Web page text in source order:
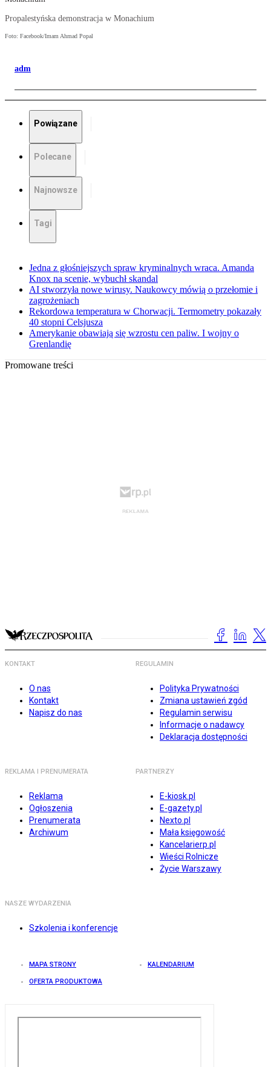
Propalestyńska demonstracja w Monachium
Foto: Facebook/Imam Ahmad Popal
adm
Powiązane
Polecane
Najnowsze
Tagi
Jedna z głośniejszych spraw kryminalnych wraca. Amanda
Knox na scenie, wybuchł skandal
AI stworzyła nowe wirusy. Naukowcy mówią o przełomie i
zagrożeniach
Rekordowa temperatura w Chorwacji. Termometry pokazały
40 stopni Celsjusza
Amerykanie obawiają się wzrostu cen paliw. I wojny o
Grenlandię
Promowane treści
KONTAKT
O nas
Kontakt
Napisz do nas
REGULAMIN
Polityka Prywatności
Zmiana ustawień zgód
Regulamin serwisu
Informacje o nadawcy
Deklaracja dostępności
REKLAMA I PRENUMERATA
Reklama
Ogłoszenia
Prenumerata
Archiwum
PARTNERZY
E-kiosk.pl
E-gazety.pl
Nexto.pl
Mała księgowość
Kancelarierp.pl
Wieści Rolnicze
Życie Warszawy
NASZE WYDARZENIA
Szkolenia i konferencje
MAPA STRONY KALENDARIUM
OFERTA PRODUKTOWA